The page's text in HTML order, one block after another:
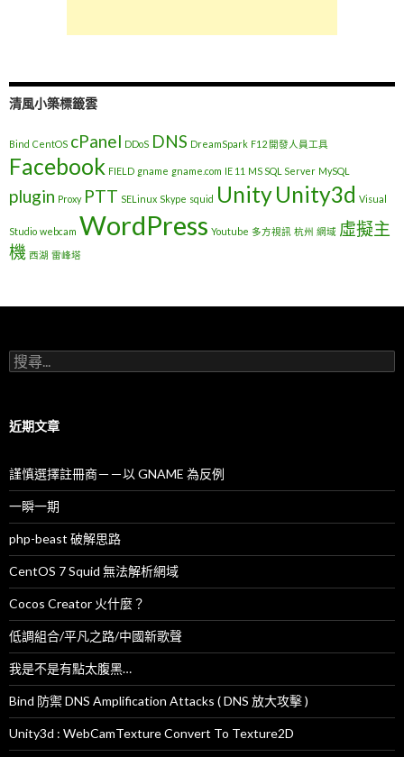
清風小築標籤雲
Bind CentOS cPanel DDoS DNS DreamSpark F12 開發人員工具
Facebook FIELD gname gname.com IE 11 MS SQL Server MySQL
plugin Proxy PTT SELinux Skype squid UnityUnity3d Visual
Studio webcam WordPress Youtube 多方視訊 杭州 網域 虛擬主
機 西湖 雷峰塔
搜
尋
字
近期文章
謹慎選擇註冊商－－以 GNAME 為反例
一瞬一期
php-beast 破解思路
CentOS 7 Squid 無法解析網域
Cocos Creator 火什麼？
低調組合/平凡之路/中國新歌聲
我是不是有點太腹黑…
Bind 防禦 DNS Amplification Attacks ( DNS 放大攻擊 )
Unity3d : WebCamTexture Convert To Texture2D